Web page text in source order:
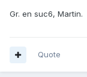
Gr. en suc6, Martin.
Quote